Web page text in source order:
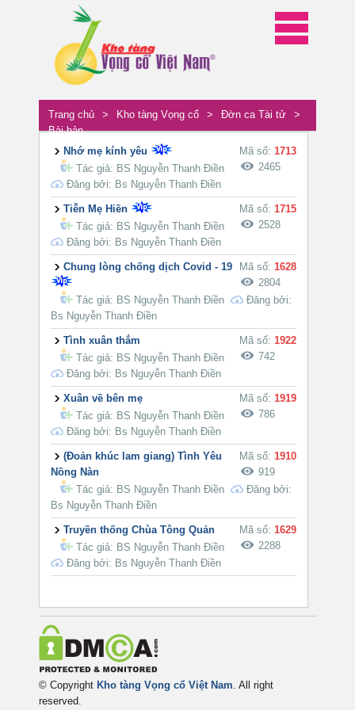
Trang chủ > Kho tàng Vọng cổ > Đờn ca Tài tử
>
Bài bản
Mã số: 1713
2465
Nhớ mẹ kính yêu
Tác giả: BS Nguyễn Thanh Điền
Đăng bởi: Bs Nguyễn Thanh Điền
Mã số: 1715
2528
Tiễn Mẹ Hiền
Tác giả: BS Nguyễn Thanh Điền
Đăng bởi: Bs Nguyễn Thanh Điền
Mã số: 1628
2804
Chung lòng chống dịch Covid - 19
Tác giả: BS Nguyễn Thanh Điền
Đăng bởi:
Bs Nguyễn Thanh Điền
Mã số: 1922
742
Tình xuân thắm
Tác giả: BS Nguyễn Thanh Điền
Đăng bởi: Bs Nguyễn Thanh Điền
Mã số: 1919
786
Xuân về bên mẹ
Tác giả: BS Nguyễn Thanh Điền
Đăng bởi: Bs Nguyễn Thanh Điền
Mã số: 1910
919
(Đoản khúc lam giang) Tình Yêu
Nồng Nàn
Tác giả: BS Nguyễn Thanh Điền
Đăng bởi:
Bs Nguyễn Thanh Điền
Mã số: 1629
2288
Truyền thống Chùa Tông Quản
Tác giả: BS Nguyễn Thanh Điền
Đăng bởi: Bs Nguyễn Thanh Điền
© Copyright Kho tàng Vọng cổ Việt Nam. All right
reserved.